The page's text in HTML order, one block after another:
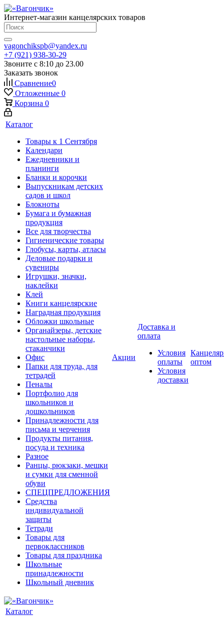
Интернет-магазин канцелярских товаров
vagonchikspb@yandex.ru
+7 (921) 938-30-29
Звоните с 8:10 до 23.00
Заказать звонок
Сравнение0
Отложенные 0
Корзина 0
Каталог
Товары к 1 Сентября
Календари
Ежедневники и
планинги
Бланки и корочки
Выпускникам детских
садов и школ
Блокноты
Бумага и бумажная
продукция
Все для творчества
Гигиенические товары
Глобусы, карты, атласы
Деловые подарки и
сувениры
Игрушки, значки,
наклейки
Клей
Книги канцелярские
Наградная продукция
Обложки школьные
Органайзеры, детские
настольные наборы,
стаканчики
Офис
Папки для труда, для
тетрадей
Пеналы
Портфолио для
школьников и
дошкольников
Принадлежности для
письма и черчения
Продукты питания,
посуда и техника
Разное
Ранцы, рюкзаки, мешки
и сумки для сменной
обуви
СПЕЦПРЕДЛОЖЕНИЯ
Средства
индивидуальной
защиты
Тетради
Товары для
первоклассников
Товары для праздника
Школьные
принадлежности
Школьный дневник
Акции
Доставка и
оплата
Условия
оплаты
Условия
доставки
оптом
Каталог